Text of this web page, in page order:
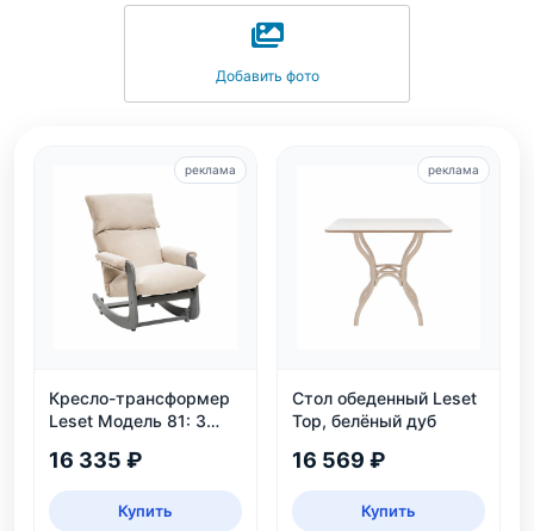
Добавить фото
Кресло-трансформер
Leset Модель 81: 3
нагрузка 130 кг
16 335 ₽
Купить
реклама
Стол обеденный Leset
Тор, белёный дуб
16 569 ₽
Купить
реклама